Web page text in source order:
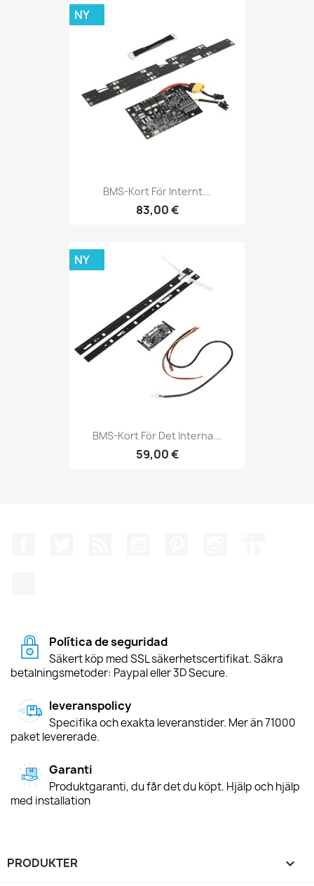
BMS-Kort För Internt...
83,00 €
NY
BMS-Kort För Det Interna...
59,00 €
NY
Política de seguridad
Säkert köp med SSL säkerhetscertifikat. Säkra
betalningsmetoder: Paypal eller 3D Secure.
leveranspolicy
Specifika och exakta leveranstider. Mer än 71000
paket levererade.
Garanti
Produktgaranti, du får det du köpt. Hjälp och hjälp
med installation
PRODUKTER 